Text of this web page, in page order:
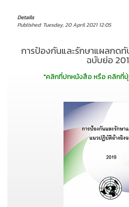
Details
Published: Tuesday, 20 April 2021 12:05
การป้องกันและรักษาแผลกด
ฉบับย่อ
"คลิกที่ปกหนังสือ หรือ คลิกที่